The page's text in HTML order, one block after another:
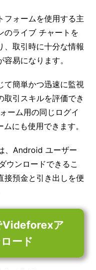
フォームを使用する主
のライブ チャートを
、取引時に十分な情報
易になります。
て簡単かつ迅速に監視
取引スキルを評価でき
ーム用の同じログイ
にも使用できます。
、Android ユーザー
ウンロードできるこ
接預金と引き出しを便
Videforexア
ード